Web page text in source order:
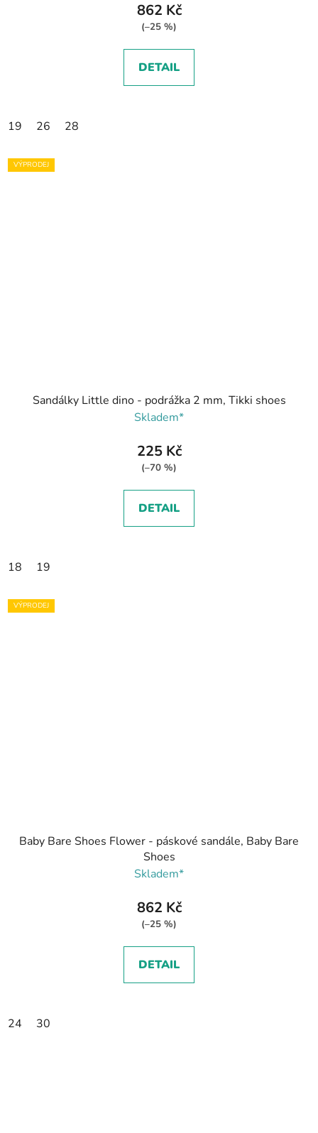
862 Kč
(–25 %)
DETAIL
19 26 28
VÝPRODEJ
Sandálky Little dino - podrážka 2 mm, Tikki shoes
Skladem*
225 Kč
(–70 %)
DETAIL
18 19
VÝPRODEJ
Baby Bare Shoes Flower - páskové sandále, Baby Bare
Shoes
Skladem*
862 Kč
(–25 %)
DETAIL
24 30